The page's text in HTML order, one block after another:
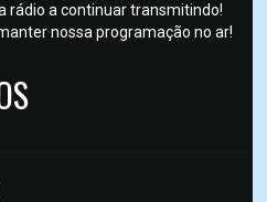
rádio a continuar transmitindo!
nossa programação no ar!